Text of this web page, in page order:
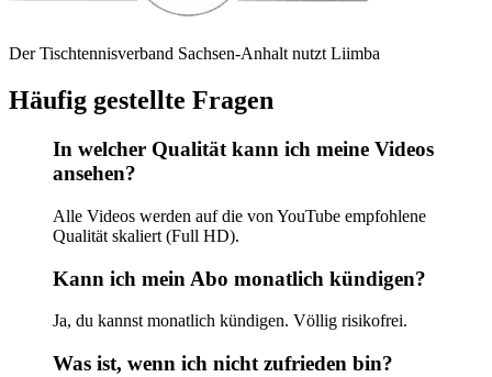
Der Tischtennisverband Sachsen-Anhalt nutzt Liimba
Häufig gestellte Fragen
In welcher Qualität kann ich meine Videos
ansehen?
Alle Videos werden auf die von YouTube empfohlene
Qualität skaliert (Full HD).
Kann ich mein Abo monatlich kündigen?
Ja, du kannst monatlich kündigen. Völlig risikofrei.
Was ist, wenn ich nicht zufrieden bin?